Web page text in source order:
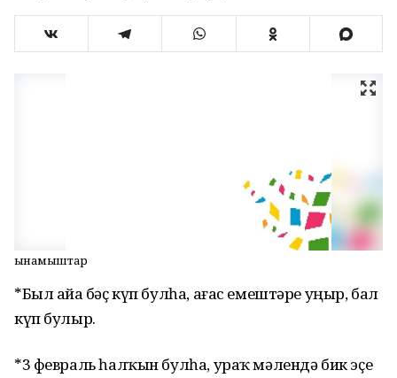
Һынамыштар
*Был айҙа бәҫ күп булһа, ағас емештәре уңыр, бал
күп булыр.
*3 февраль һалҡын булһа, ураҡ мәлендә бик эҫе